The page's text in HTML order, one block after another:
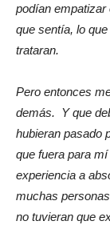
podían empatizar
que sentía, lo
trataran.
Pero entonces
demás. Y que
hubieran pasado
que fuera para
experiencia a
muchas
no tuvieran que